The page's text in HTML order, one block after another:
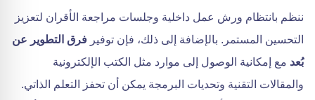
ننظم بانتظام ورش عمل داخلية وجلسات مراجعة الأقران لتعزيز
التحسين المستمر. بالإضافة إلى ذلك، فإن توفير فرق التطوير عن
بُعد مع إمكانية الوصول إلى موارد مثل الكتب الإلكترونية
والمقالات التقنية وتحديات البرمجة يمكن أن تحفز التعلم الذاتي.